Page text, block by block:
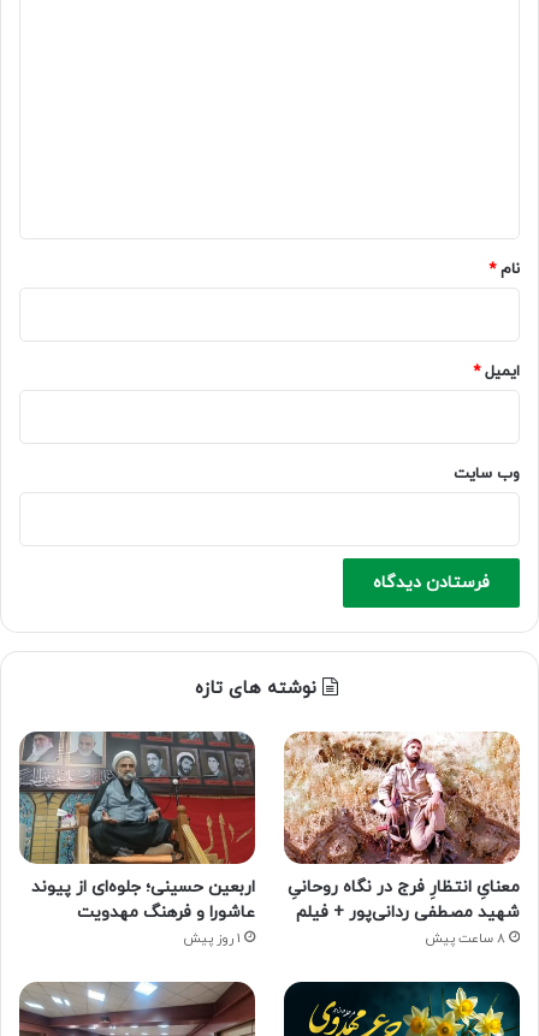
نام*
ایمیل*
وب‌ سایت
نوشته های تازه
معنایِ انتظارِ فرج در نگاه روحانیِ
شهید مصطفی ردانی‌پور + فیلم
8 ساعت پیش
اربعین حسینی؛ جلوه‌ای از پیوند
عاشورا و فرهنگ مهدویت
1 روز پیش